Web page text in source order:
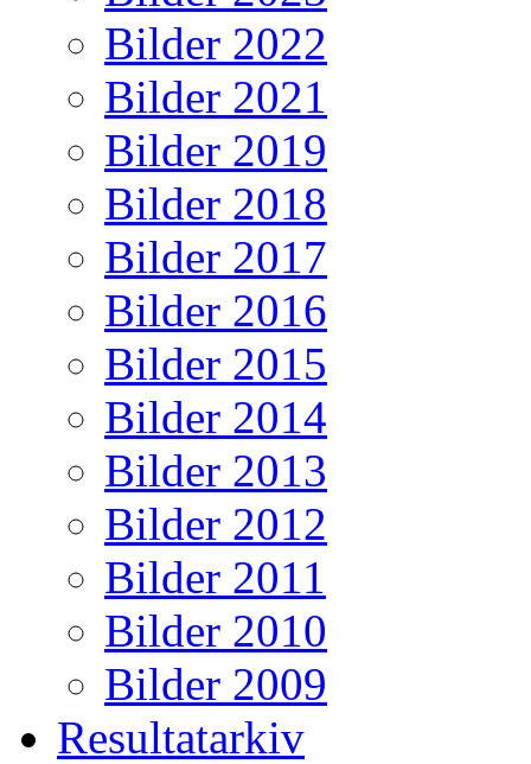
Bilder 2022
Bilder 2021
Bilder 2019
Bilder 2018
Bilder 2017
Bilder 2016
Bilder 2015
Bilder 2014
Bilder 2013
Bilder 2012
Bilder 2011
Bilder 2010
Bilder 2009
Resultatarkiv